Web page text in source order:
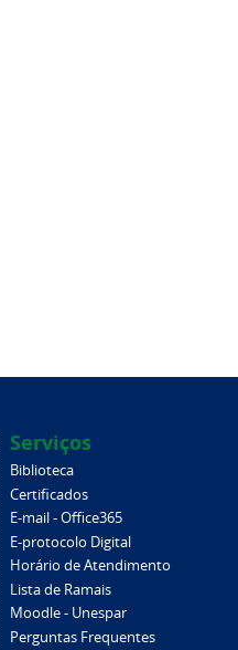
Serviços
Biblioteca
Certificados
E-mail - Office365
E-protocolo Digital
Horário de Atendimento
Lista de Ramais
Moodle - Unespar
Perguntas Frequentes